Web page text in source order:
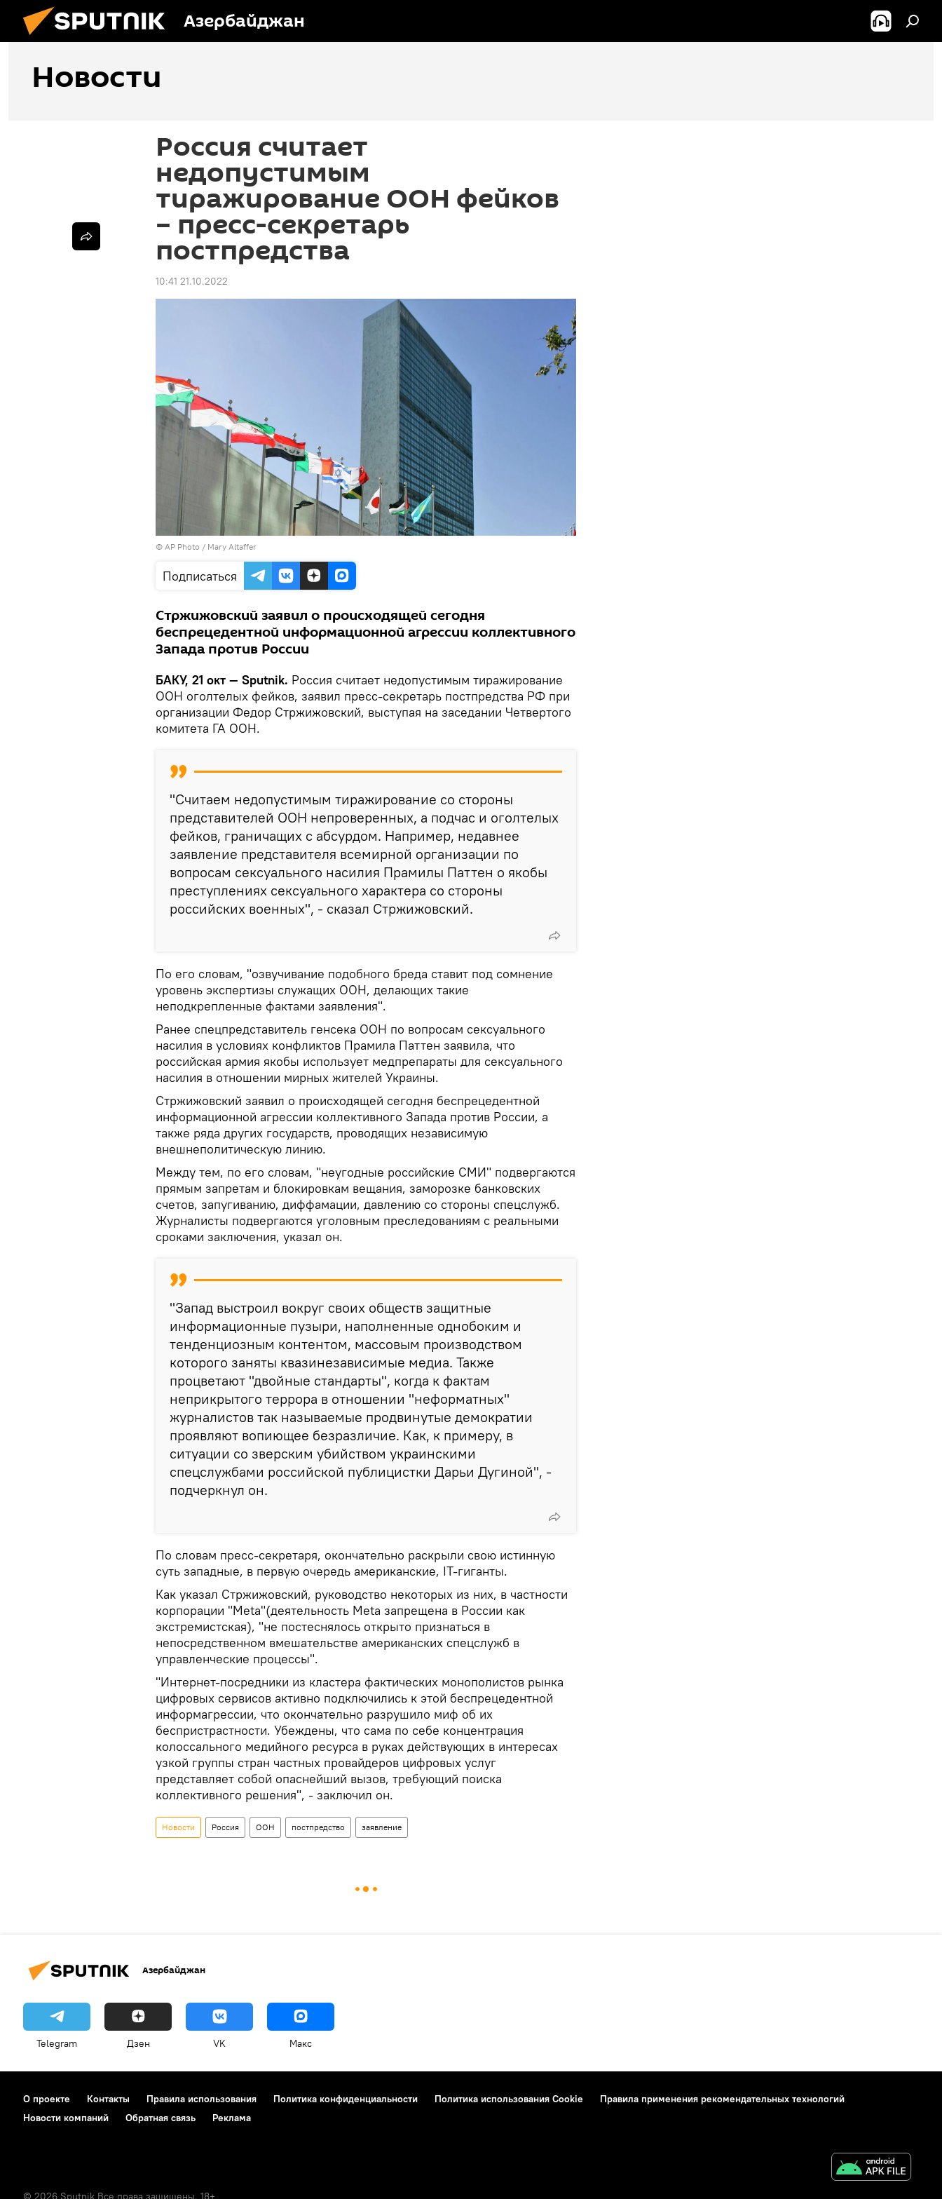
Азербайджан
Новости
Россия считает
недопустимым
тиражирование ООН фейков
– пресс-секретарь
постпредства
10:41 21.10.2022
© AP Photo / Mary Altaffer
Подписаться
Стржижовский заявил о происходящей сегодня
беспрецедентной информационной агрессии коллективного
Запада против России
БАКУ, 21 окт — Sputnik. Россия считает недопустимым тиражирование
ООН оголтелых фейков, заявил пресс-секретарь постпредства РФ при
организации Федор Стржижовский, выступая на заседании Четвертого
комитета ГА ООН.
"Считаем недопустимым тиражирование со стороны
представителей ООН непроверенных, а подчас и оголтелых
фейков, граничащих с абсурдом. Например, недавнее
заявление представителя всемирной организации по
вопросам сексуального насилия Прамилы Паттен о якобы
преступлениях сексуального характера со стороны
российских военных", - сказал Стржижовский.
По его словам, "озвучивание подобного бреда ставит под сомнение
уровень экспертизы служащих ООН, делающих такие
неподкрепленные фактами заявления".
Ранее спецпредставитель генсека ООН по вопросам сексуального
насилия в условиях конфликтов Прамила Паттен заявила, что
российская армия якобы использует медпрепараты для сексуального
насилия в отношении мирных жителей Украины.
Стржижовский заявил о происходящей сегодня беспрецедентной
информационной агрессии коллективного Запада против России, а
также ряда других государств, проводящих независимую
внешнеполитическую линию.
Между тем, по его словам, "неугодные российские СМИ" подвергаются
прямым запретам и блокировкам вещания, заморозке банковских
счетов, запугиванию, диффамации, давлению со стороны спецслужб.
Журналисты подвергаются уголовным преследованиям с реальными
сроками заключения, указал он.
"Запад выстроил вокруг своих обществ защитные
информационные пузыри, наполненные однобоким и
тенденциозным контентом, массовым производством
которого заняты квазинезависимые медиа. Также
процветают "двойные стандарты", когда к фактам
неприкрытого террора в отношении "неформатных"
журналистов так называемые продвинутые демократии
проявляют вопиющее безразличие. Как, к примеру, в
ситуации со зверским убийством украинскими
спецслужбами российской публицистки Дарьи Дугиной", -
подчеркнул он.
По словам пресс-секретаря, окончательно раскрыли свою истинную
суть западные, в первую очередь американские, IT-гиганты.
Как указал Стржижовский, руководство некоторых из них, в частности
корпорации "Meta"(деятельность Meta запрещена в России как
экстремистская), "не постеснялось открыто признаться в
непосредственном вмешательстве американских спецслужб в
управленческие процессы".
"Интернет-посредники из кластера фактических монополистов рынка
цифровых сервисов активно подключились к этой беспрецедентной
информагрессии, что окончательно разрушило миф об их
беспристрастности. Убеждены, что сама по себе концентрация
колоссального медийного ресурса в руках действующих в интересах
узкой группы стран частных провайдеров цифровых услуг
представляет собой опаснейший вызов, требующий поиска
коллективного решения", - заключил он.
Новости Россия ООН постпредство заявление
Азербайджан
Telegram Дзен VK Макс
О проекте Контакты Правила использования Политика конфиденциальности Политика использования Cookie
Правила применения рекомендательных технологий
Новости компаний
Обратная связь Реклама
© 2026 Sputnik Все права защищены. 18+